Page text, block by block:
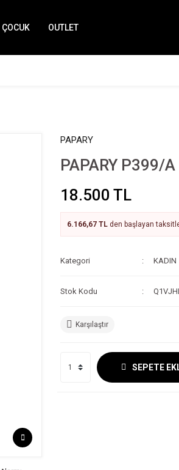
ÇOCUK OUTLET
PAPARY
PAPARY P399/
18.500 TL
6.166,67 TL den başlayan
Kategori KADIN
Stok Kodu
Karşılaştır
SEPETE